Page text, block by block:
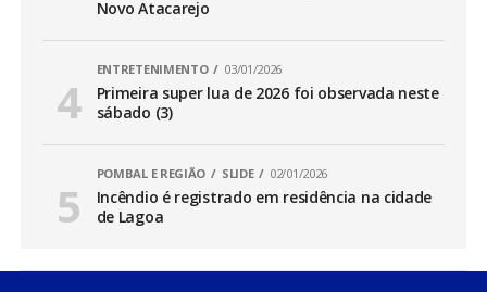
Novo Atacarejo
ENTRETENIMENTO 03/01/2026
Primeira super lua de 2026 foi observada neste
sábado (3)
POMBAL E REGIÃO SLIDE 02/01/2026
Incêndio é registrado em residência na cidade
de Lagoa